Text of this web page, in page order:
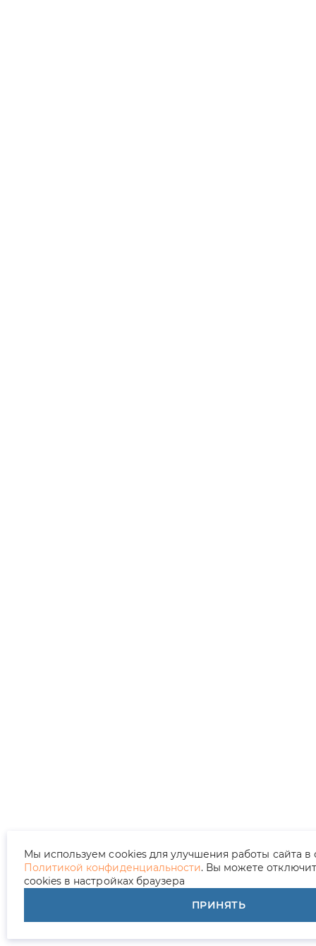
Мы используем cookies для улучшения работы сайта в
Политикой конфиденциальности. Вы можете
cookies в настройках браузера
ПРИНЯТЬ